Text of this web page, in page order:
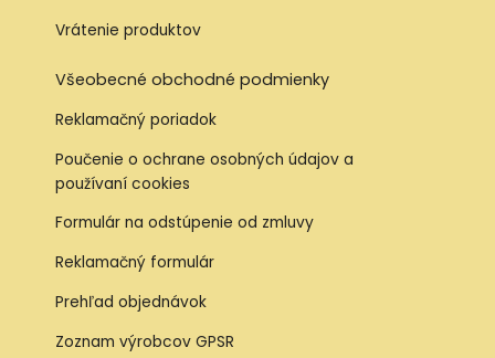
Vrátenie produktov
Všeobecné obchodné podmienky
Reklamačný poriadok
Poučenie o ochrane osobných údajov a
používaní cookies
Formulár na odstúpenie od zmluvy
Reklamačný formulár
Prehľad objednávok
Zoznam výrobcov GPSR